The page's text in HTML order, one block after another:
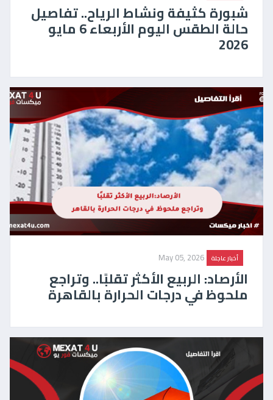
شبورة كثيفة ونشاط الرياح.. تفاصيل
حالة الطقس اليوم الأربعاء 6 مايو
2026
أخبار عاجلة May 05, 2026
الأرصاد: الربيع الأكثر تقلبًا.. وتراجع
ملحوظ في درجات الحرارة بالقاهرة